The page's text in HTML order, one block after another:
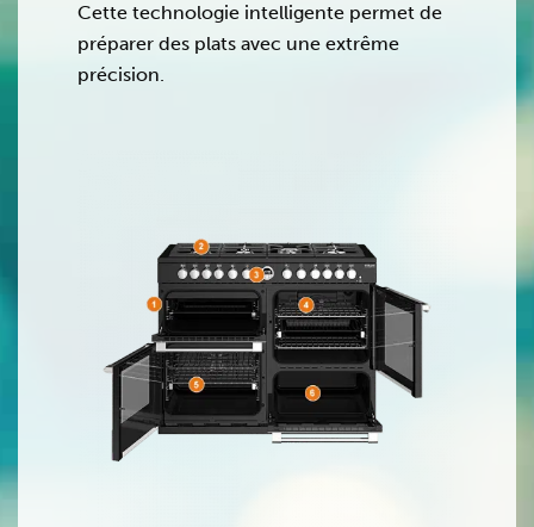
Cette technologie intelligente permet de
préparer des plats avec une extrême
précision.